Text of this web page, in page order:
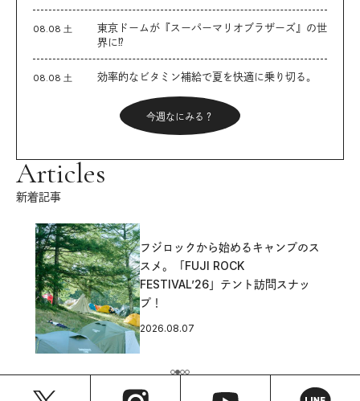
08.08 土
東京ドームが『スーパーマリオブラザーズ』の世
界に⁉︎
08.08 土 効率的なビタミン補給で夏を快適に乗り切る。
今週なにみる？
Articles
新着記事
フジロックから始めるキャンプのス
スメ。「FUJI ROCK
FESTIVAL’26」テント訪問スナッ
プ！
2026.08.07